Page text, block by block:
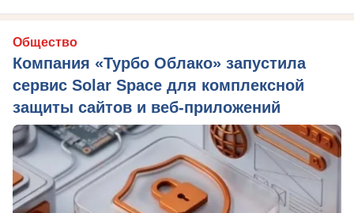
Общество
Компания «Турбо Облако» запустила
сервис Solar Space для комплексной
защиты сайтов и веб-приложений